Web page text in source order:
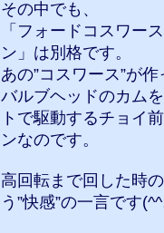
その中でも、
「フォードコスワー
ン」は別格です。
あの”コスワース”が
バルブヘッドのカム
トで駆動するチョイ
ンなのです。
高回転まで回した時
う”快感”の一言です